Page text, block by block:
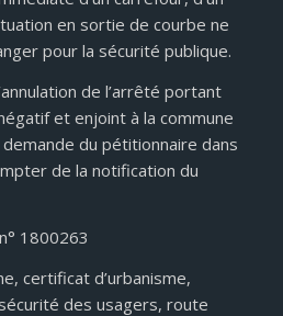
en sortie de courbe ne
pour la sécurité publique.
de l’arrêté portant
et enjoint à la commune
du pétitionnaire dans
de la notification du
1800263
certificat d’urbanisme,
des usagers, route